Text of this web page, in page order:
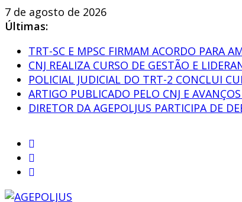
Pular
para
conteúdo
7 de agosto de 2026
Últimas:
TRT-SC E MPSC FIRMAM ACORDO PARA
CNJ REALIZA CURSO DE GESTÃO E
POLICIAL JUDICIAL DO TRT-2 CONCLUI
ARTIGO PUBLICADO PELO CNJ E
DIRETOR DA AGEPOLJUS PARTICIPA DE